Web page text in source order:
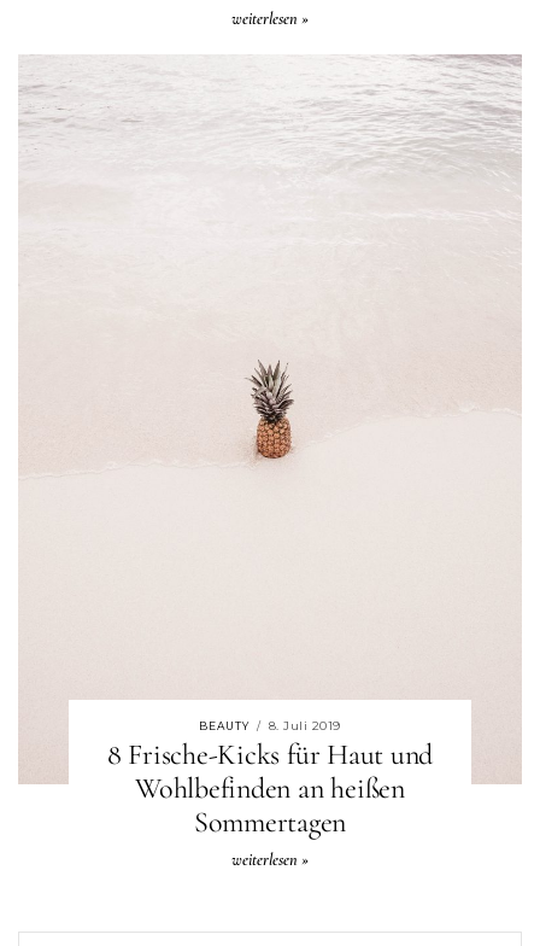
weiterlesen »
BEAUTY / 8. Juli 2019
8 Frische-Kicks für Haut und
Wohlbefinden an heißen
Sommertagen
weiterlesen »